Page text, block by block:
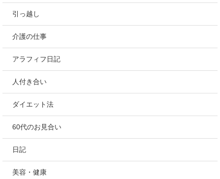
引っ越し
介護の仕事
アラフィフ日記
人付き合い
ダイエット法
60代のお見合い
日記
美容・健康